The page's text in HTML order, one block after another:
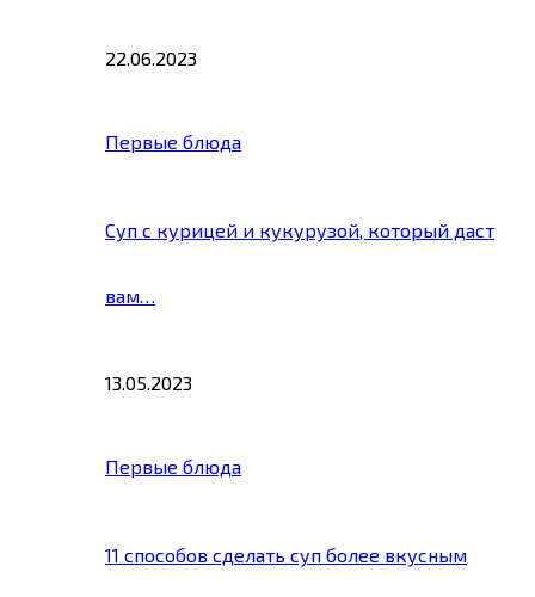
22.06.2023
Первые блюда
Суп с курицей и кукурузой, который даст
вам…
13.05.2023
Первые блюда
11 способов сделать суп более вкусным